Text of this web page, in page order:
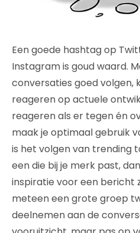
Een goede hashtag op
Instagram is goud waard.
conversaties goed volgen,
reageren op actuele
reageren als er tegen én
maak je optimaal gebruik
is het volgen van trending
een die bij je merk past,
inspiratie voor een bericht
meteen een grote groep
deelnemen aan de